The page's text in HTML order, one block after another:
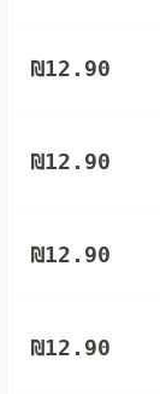
₪12.90
₪12.90
₪12.90
₪12.90